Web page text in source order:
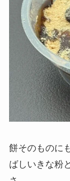
餅そのものに
ばしいきな粉